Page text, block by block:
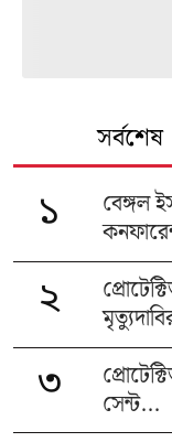
সর্বশেষ
১
বেঙ্গল
২
৩
সেন্ট...